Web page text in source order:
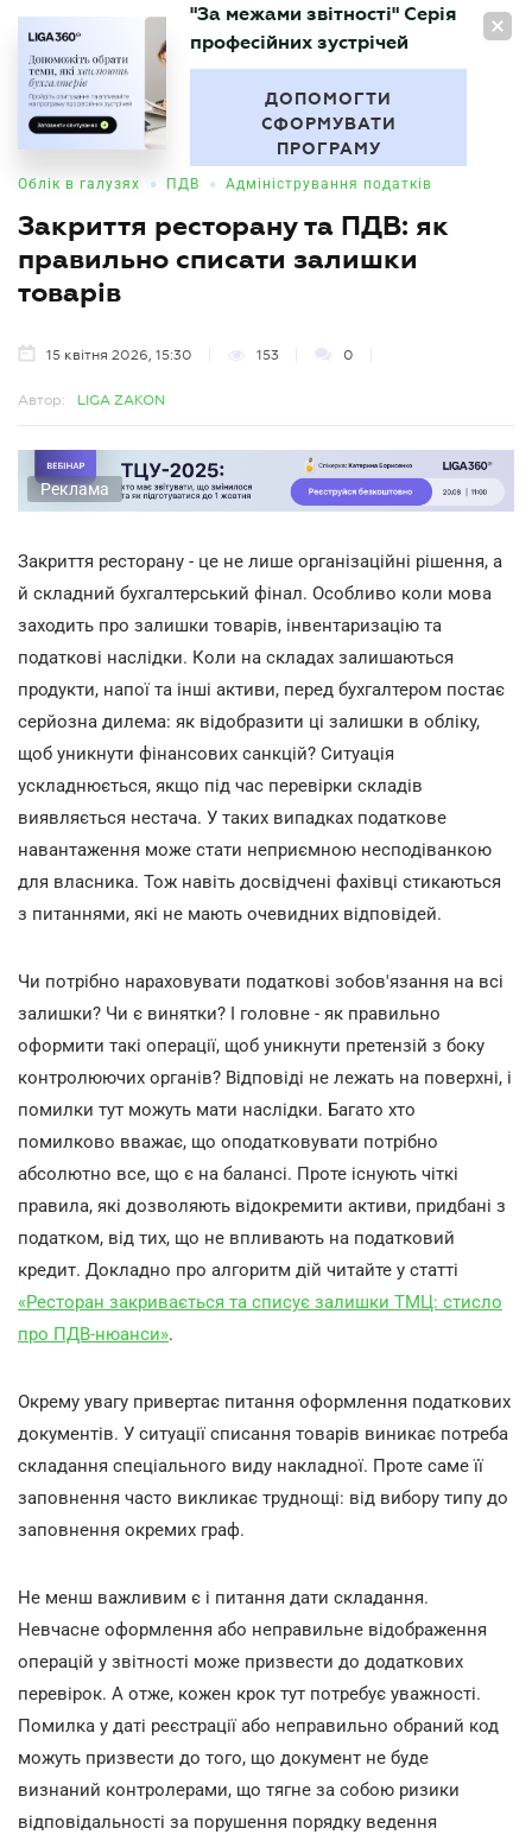
UA
БУХГАЛТЕР
"За межами звітності" Серія
професійних зустрічей
ДОПОМОГТИ
СФОРМУВАТИ
ПРОГРАМУ
Облік в галузях • ПДВ • Адміністрування податків
Закриття ресторану та ПДВ: як
правильно списати залишки
товарів
15 квітня 2026, 15:30 153 0
Автор: LIGA ZAKON
Реклама
Закриття ресторану - це не лише організаційні рішення, а
й складний бухгалтерський фінал. Особливо коли мова
заходить про залишки товарів, інвентаризацію та
податкові наслідки. Коли на складах залишаються
продукти, напої та інші активи, перед бухгалтером постає
серйозна дилема: як відобразити ці залишки в обліку,
щоб уникнути фінансових санкцій? Ситуація
ускладнюється, якщо під час перевірки складів
виявляється нестача. У таких випадках податкове
навантаження може стати неприємною несподіванкою
для власника. Тож навіть досвідчені фахівці стикаються
з питаннями, які не мають очевидних відповідей.
Чи потрібно нараховувати податкові зобов'язання на всі
залишки? Чи є винятки? І головне - як правильно
оформити такі операції, щоб уникнути претензій з боку
контролюючих органів? Відповіді не лежать на поверхні, і
помилки тут можуть мати наслідки. Багато хто
помилково вважає, що оподатковувати потрібно
абсолютно все, що є на балансі. Проте існують чіткі
правила, які дозволяють відокремити активи, придбані з
податком, від тих, що не впливають на податковий
кредит. Докладно про алгоритм дій читайте у статті
«Ресторан закривається та списує залишки ТМЦ: стисло
про ПДВ-нюанси».
Окрему увагу привертає питання оформлення податкових
документів. У ситуації списання товарів виникає потреба
складання спеціального виду накладної. Проте саме її
заповнення часто викликає труднощі: від вибору типу до
заповнення окремих граф.
Не менш важливим є і питання дати складання.
Невчасне оформлення або неправильне відображення
операцій у звітності може призвести до додаткових
перевірок. А отже, кожен крок тут потребує уважності.
Помилка у даті реєстрації або неправильно обраний код
можуть призвести до того, що документ не буде
визнаний контролерами, що тягне за собою ризики
відповідальності за порушення порядку ведення